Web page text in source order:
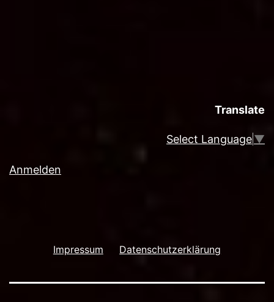
Translate
Select Language▼
Anmelden
Impressum Datenschutzerklärung